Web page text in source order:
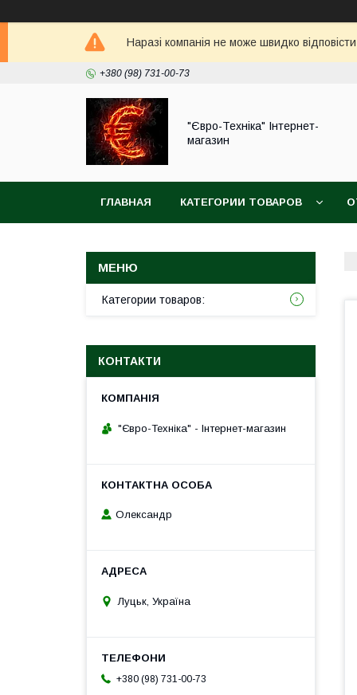
Наразі компанія не може швидко
+380 (98) 731-00-73
"Євро-Техніка" Інтернет-
магазин
ГЛАВНАЯ КАТЕГОРИИ ТОВАРОВ
Категории товаров:
КОНТАКТИ
"Євро-Техніка" - Інтернет-магазин
Олександр
Луцьк, Україна
+380 (98) 731-00-73